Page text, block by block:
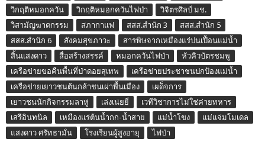
วิกฤติหมอกควัน วิกฤติหมอกควันไฟป่า
วิจิตรศิลป์ มช.
วิสามัญฆาตกรรม
สภากาแฟ สสส.สำนัก 3
สสส.สำนัก 5
สสส.สำนัก 6
สังคมสุขภาวะ
สารพิษจากเหมืองแร่ปนเปื้อนแม่น้ำ
สิ้นแสงดาว
สื่อสร้างสรรค์ หมอกควันไฟป่า
หัวคิวบัตรชมพู
เครือข่ายขอคืนพื้นที่ป่าดอยสุเทพ
เครือข่ายประชาชนปกป้องแม่น้ำ
เครือข่ายเยาวชนต้นกล้าชนเผ่าพื้นเมือง
เผด็จการ
เยาวชนนักกิจกรรมลาหู่
เล่งเน่ยยี่
เวทีวิชาการไม่ใช่ค่ายทหาร
เสรีอินทนิล
เหมืองแร่ต้นน้ำกก-น้ำสาย แม่น้ำโขง
แม่แจ่มโมเดล
แสงดาว ศรัทธามั่น
โรงเรียนผู้สูงอายุ ไฟป่า